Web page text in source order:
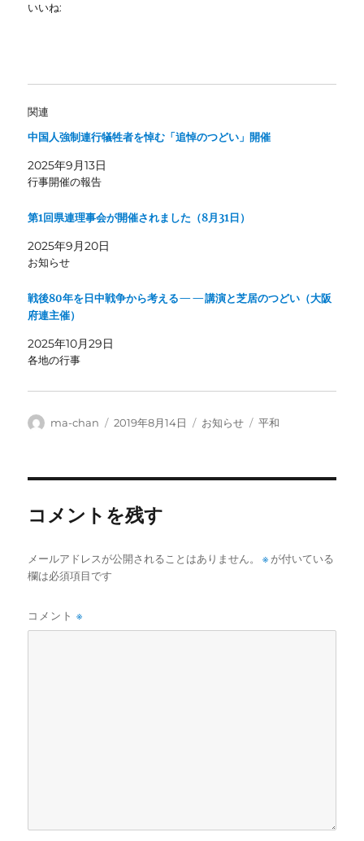
いいね:
関連
中国人強制連行犠牲者を悼む「追悼のつどい」開催
2025年9月13日
行事開催の報告
第1回県連理事会が開催されました（8月31日）
2025年9月20日
お知らせ
戦後80年を日中戦争から考える——講演と芝居のつどい（大阪
府連主催）
2025年10月29日
各地の行事
投
ma-chan
投
2019年8月14日
カ
お知らせ
タ
平和
コメントを残す
メールアドレスが公開されることはありません。 ※ が付いている
欄は必須項目です
コメント※